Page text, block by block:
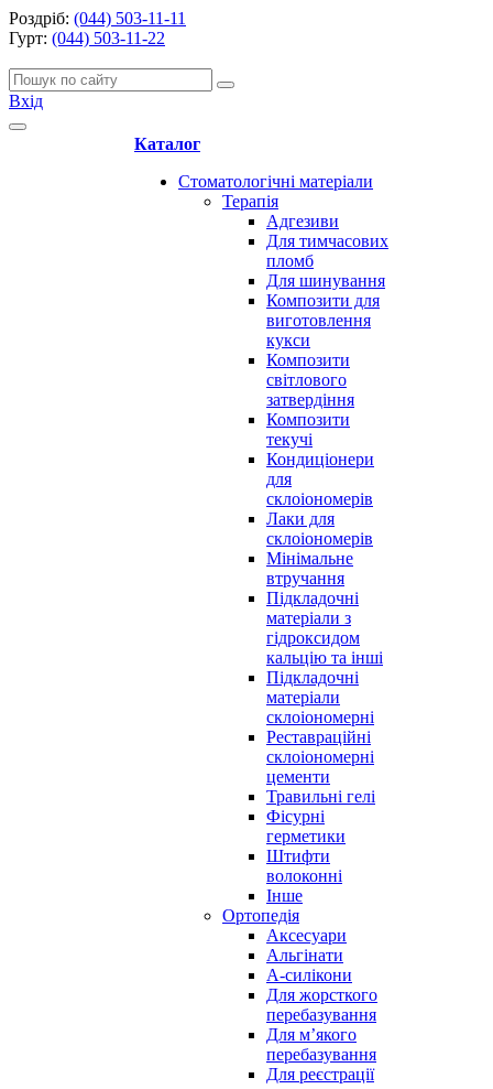
Роздріб: (044) 503-11-11
Гурт: (044) 503-11-22
Вхід
Каталог
Стоматологічні матеріали
Терапія
Адгезиви
Для тимчасових
пломб
Для шинування
Композити для
виготовлення
кукси
Композити
світлового
затвердіння
Композити
текучі
Кондиціонери
для
склоіономерів
Лаки для
склоіономерів
Мінімальне
втручання
Підкладочні
матеріали з
гідроксидом
кальцію та інші
Підкладочні
матеріали
склоіономерні
Реставраційні
склоіономерні
цементи
Травильні гелі
Фісурні
герметики
Штифти
волоконні
Інше
Ортопедія
Аксесуари
Альгінати
А-силікони
Для жорсткого
перебазування
Для м’якого
перебазування
Для реєстрації